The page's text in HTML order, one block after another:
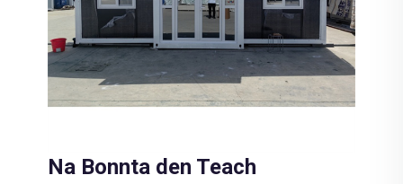
Na Bonnta den Teach